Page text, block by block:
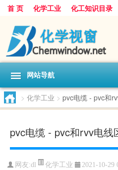
首 页 化学工业 化工知识目录
网站导航
> 化学工业 > pvc电缆 - pvc和
pvc电缆 - pvc和rvv电线
网友:dl 化学工业 2021-10-29